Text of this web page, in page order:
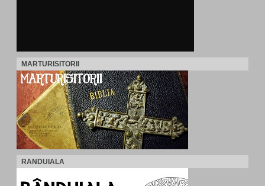
MARTURISITORII
RANDUIALA